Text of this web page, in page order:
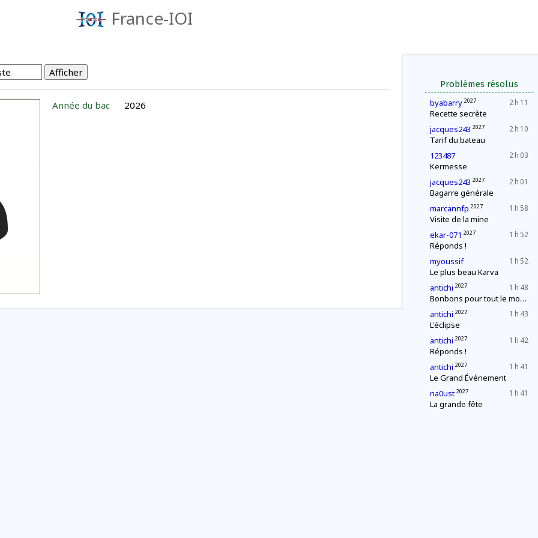
France-IOI
Problèmes résolus
2 h 11
byabarry 2027
Recette secrète
2 h 10
jacques243 2027
Tarif du bateau
2 h 03
123487
Kermesse
2 h 01
jacques243 2027
Bagarre générale
1 h 58
marcannfp 2027
Visite de la mine
1 h 52
ekar-071 2027
Réponds !
1 h 52
myoussif
Le plus beau Karva
1 h 48
antichi 2027
Bonbons pour tout le monde !
1 h 43
antichi 2027
L'éclipse
1 h 42
antichi 2027
Réponds !
1 h 41
antichi 2027
Le Grand Événement
1 h 41
na0ust 2027
La grande fête
Année du bac 2026